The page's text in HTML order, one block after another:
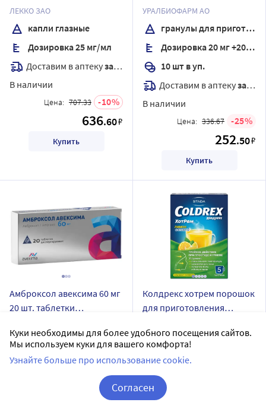
глазные 10 мл
ЛЕККО ЗАО
капли глазные
Дозировка 25 мг/мл
Доставим в аптекузавтра
В наличии
Цена: 707.33 10
636.60₽
Купить
шт. пакет гранулы для
приготовления раствора
для приема внутрь 5 гр
УРАЛБИОФАРМ АО
гранулы для приготовления раствора
Дозировка 20 мг +200 мг + 500 мг +20 мг + 200 мг
10 шт в уп.
Доставим в аптекузавтра
В наличии
Цена: 336.67 25
252.50₽
Купить
Амброксол авексима 60 мг
20 шт. таблетки
ОАО
таблетки диспергируемые
Колдрекс хотрем порошок
для приготовления
лимон
порошок для приготовления раствора
5 шт в уп.
Доставим в аптеку
В наличии
Куки необходимы для более удобного посещения сайтов.
Мы используем куки для вашего комфорта!
Узнайте больше про использование cookie.
Согласен